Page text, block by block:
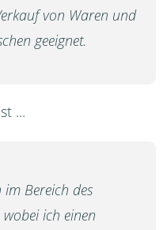
von Waren und
geeignet.
...
Bereich des
ich einen